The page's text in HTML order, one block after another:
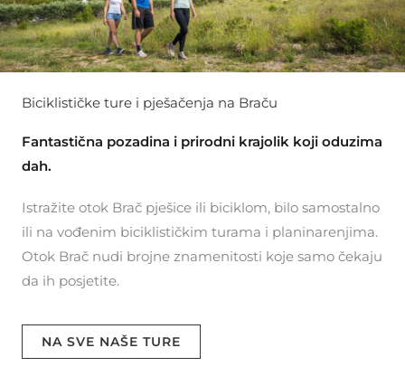
Biciklističke ture i pješačenja na Braču
Fantastična pozadina i prirodni krajolik koji oduzima
dah.
Istražite otok Brač pješice ili biciklom, bilo samostalno
ili na vođenim biciklističkim turama i planinarenjima.
Otok Brač nudi brojne znamenitosti koje samo čekaju
da ih posjetite.
NA SVE NAŠE TURE